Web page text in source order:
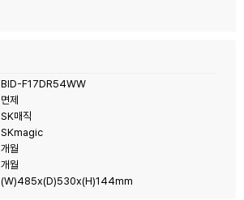
BID-F17DR54WW
면제
SK매직
SKmagic
개월
개월
(W)485x(D)530x(H)144mm